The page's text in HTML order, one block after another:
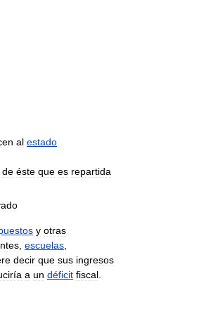
al estado
de éste que es repartida
y otras
escuelas
decir que sus ingresos
a un déficit fiscal